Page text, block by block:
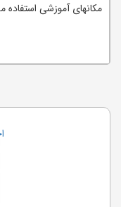
مکانهای آموزشی